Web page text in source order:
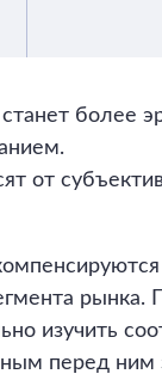
более
от
изучить
перед ним